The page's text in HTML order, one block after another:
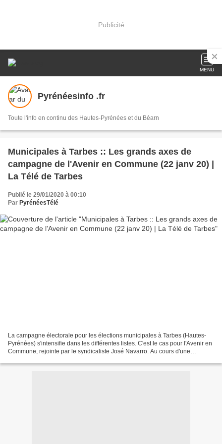
Publicité
MENU
Pyrénéesinfo .fr
Toute l'info en continu des Hautes-Pyrénées et du Béarn
Municipales à Tarbes :: Les grands axes de
campagne de l'Avenir en Commune (22 janv 20) |
La Télé de Tarbes
Publié le 29/01/2020 à 00:10
Par PyrénéesTélé
La campagne électorale pour les élections municipales à Tarbes (Hautes-
Pyrénées) s'intensifie dans les différentes listes. C'est le cas pour l'Avenir en
Commune, rejointe par le syndicaliste José Navarro. Au cours d'une